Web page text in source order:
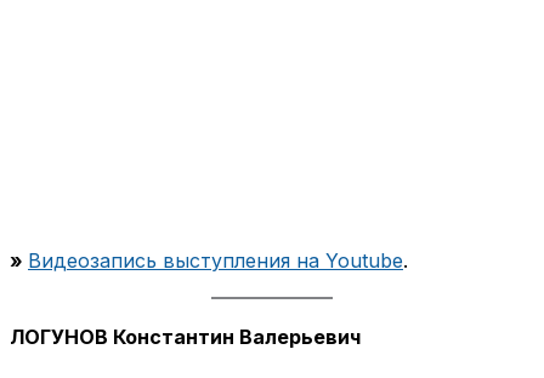
» Видеозапись выступления на Youtube.
ЛОГУНОВ Константин Валерьевич